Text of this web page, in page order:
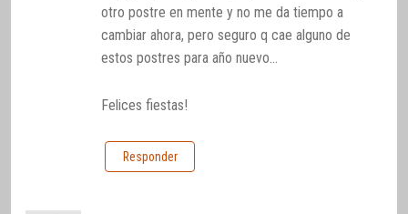
otro postre en mente y no me da tiempo a
cambiar ahora, pero seguro q cae alguno de
estos postres para año nuevo…
Felices fiestas!
Responder